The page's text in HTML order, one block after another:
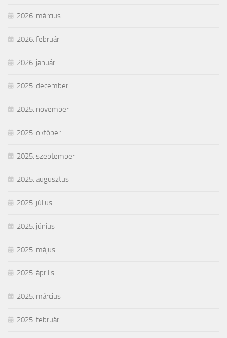
2026. március
2026. február
2026. január
2025. december
2025. november
2025. október
2025. szeptember
2025. augusztus
2025. július
2025. június
2025. május
2025. április
2025. március
2025. február